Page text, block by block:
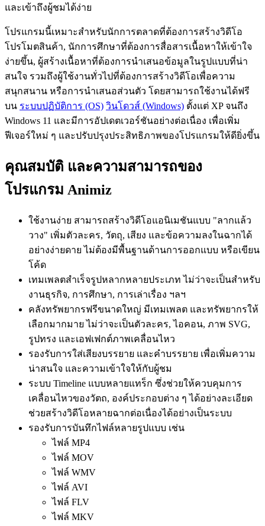
และเข้าถึงผู้ชมได้ง่าย
โปรแกรมนี้เหมาะสำหรับนักการตลาดที่ต้องการสร้างวิดีโอ
โปรโมตสินค้า, นักการศึกษาที่ต้องการสื่อสารเนื้อหาให้เข้าใจ
ง่ายขึ้น, ผู้สร้างเนื้อหาที่ต้องการนำเสนอข้อมูลในรูปแบบที่น่า
สนใจ รวมถึงผู้ใช้งานทั่วไปที่ต้องการสร้างวิดีโอเพื่อความ
สนุกสนาน หรือการนำเสนอส่วนตัว โดยสามารถใช้งานได้ฟรี
บน ระบบปฏิบัติการ (OS) วินโดวส์ (Windows) ตั้งแต่ XP จนถึง
Windows 11 และมีการอัปเดตเวอร์ชันอย่างต่อเนื่อง เพื่อเพิ่ม
ฟีเจอร์ใหม่ ๆ และปรับปรุงประสิทธิภาพของโปรแกรมให้ดียิ่งขึ้น
คุณสมบัติ และความสามารถของ
โปรแกรม Animiz
ใช้งานง่าย สามารถสร้างวิดีโอแอนิเมชันแบบ "ลากแล้ว
วาง" เพิ่มตัวละคร, วัตถุ, เสียง และข้อความลงในฉากได้
อย่างง่ายดาย ไม่ต้องมีพื้นฐานด้านการออกแบบ หรือเขียน
โค้ด
เทมเพลตสำเร็จรูปหลากหลายประเภท ไม่ว่าจะเป็นสำหรับ
งานธุรกิจ, การศึกษา, การเล่าเรื่อง ฯลฯ
คลังทรัพยากรฟรีขนาดใหญ่ มีเทมเพลต และทรัพยากรให้
เลือกมากมาย ไม่ว่าจะเป็นตัวละคร, ไอคอน, ภาพ SVG,
รูปทรง และเอฟเฟกต์ภาพเคลื่อนไหว
รองรับการใส่เสียงบรรยาย และคำบรรยาย เพื่อเพิ่มความ
น่าสนใจ และความเข้าใจให้กับผู้ชม
ระบบ Timeline แบบหลายแทร็ก ซึ่งช่วยให้ควบคุมการ
เคลื่อนไหวของวัตถ, องค์ประกอบต่าง ๆ ได้อย่างละเอียด
ช่วยสร้างวิดีโอหลายฉากต่อเนื่องได้อย่างเป็นระบบ
รองรับการบันทึกไฟล์หลายรูปแบบ เช่น
ไฟล์ MP4
ไฟล์ MOV
ไฟล์ WMV
ไฟล์ AVI
ไฟล์ FLV
ไฟล์ MKV